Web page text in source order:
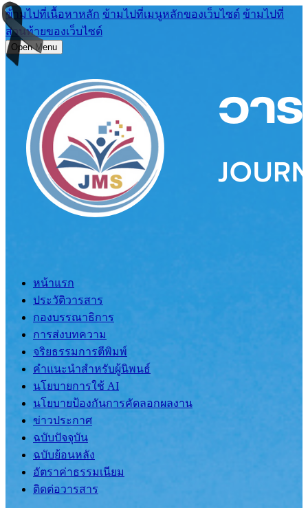
ข้ามไปที่เนื้อหาหลัก ข้ามไปที่เมนูหลักของเว็บไซต์ ข้ามไปที่
ส่วนท้ายของเว็บไซต์
Open Menu
หน้าแรก
ประวัติวารสาร
กองบรรณาธิการ
การส่งบทความ
จริยธรรมการตีพิมพ์
คำแนะนำสำหรับผู้นิพนธ์
นโยบายการใช้ AI
นโยบายป้องกันการคัดลอกผลงาน
ข่าวประกาศ
ฉบับปัจจุบัน
ฉบับย้อนหลัง
อัตราค่าธรรมเนียม
ติดต่อวารสาร